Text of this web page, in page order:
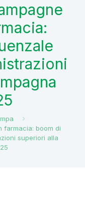
farmacia: boom di
superiori alla